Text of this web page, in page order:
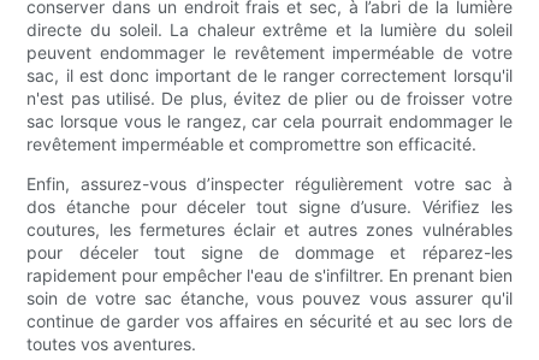
conserver dans un endroit frais et sec, à l’abri de la lumière
directe du soleil. La chaleur extrême et la lumière du soleil
peuvent endommager le revêtement imperméable de votre
sac, il est donc important de le ranger correctement lorsqu'il
n'est pas utilisé. De plus, évitez de plier ou de froisser votre
sac lorsque vous le rangez, car cela pourrait endommager le
revêtement imperméable et compromettre son efficacité.
Enfin, assurez-vous d’inspecter régulièrement votre sac à
dos étanche pour déceler tout signe d’usure. Vérifiez les
coutures, les fermetures éclair et autres zones vulnérables
pour déceler tout signe de dommage et réparez-les
rapidement pour empêcher l'eau de s'infiltrer. En prenant bien
soin de votre sac étanche, vous pouvez vous assurer qu'il
continue de garder vos affaires en sécurité et au sec lors de
toutes vos aventures.